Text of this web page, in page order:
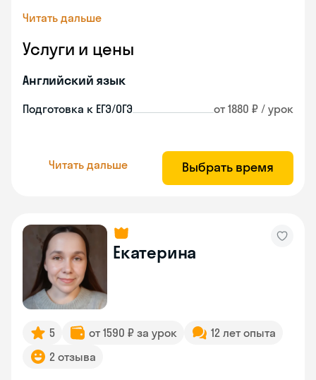
Читать дальше
Услуги и цены
Английский язык
Подготовка к ЕГЭ/ОГЭ от 1880 ₽ / урок
Читать дальше Выбрать время
Екатерина
5 от 1590 ₽ за урок
12 лет опыта
2 отзыва